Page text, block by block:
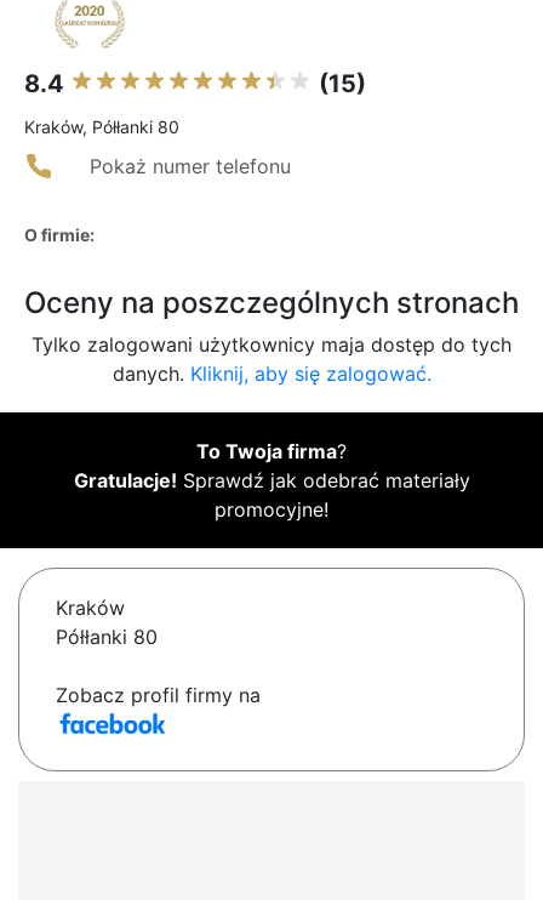
8.4 (15)
Kraków, Półłanki 80
Pokaż numer telefonu
O firmie:
Oceny na poszczególnych stronach
Tylko zalogowani użytkownicy maja dostęp do tych
danych. Kliknij, aby się zalogować.
To Twoja firma?
Gratulacje! Sprawdź jak odebrać materiały
promocyjne!
Kraków
Półłanki 80
Zobacz profil firmy na